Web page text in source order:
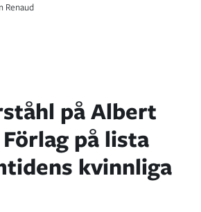
Renaud
på Albert
på lista
kvinnliga